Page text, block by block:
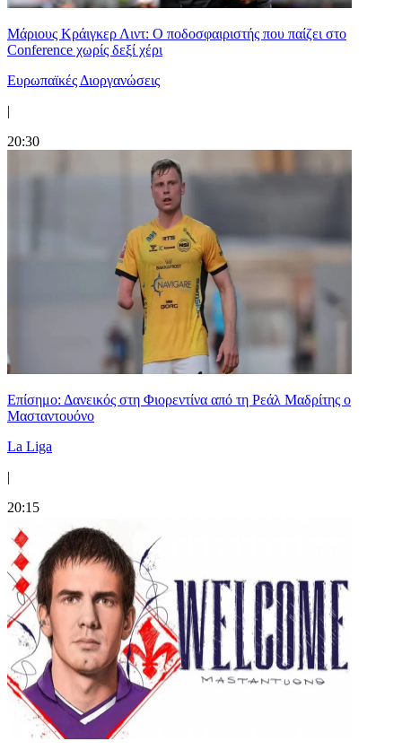
Μάριους Κράιγκερ Λιντ: Ο ποδοσφαιριστής που παίζει στο
Conference χωρίς δεξί χέρι
Ευρωπαϊκές Διοργανώσεις
|
20:30
Επίσημο: Δανεικός στη Φιορεντίνα από τη Ρεάλ Μαδρίτης ο
Μασταντουόνο
La Liga
|
20:15